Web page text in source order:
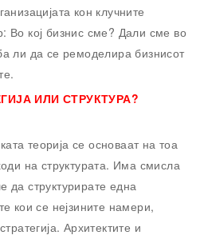
кон клучните
Во кој бизнис сме? Дали сме во
ли да се ремоделира бизнисот
ИЛИ СТРУКТУРА?
теорија се основаат на тоа
на структурата. Има смисла
да структурирате една
кои се нејзините намери,
Архитектите и